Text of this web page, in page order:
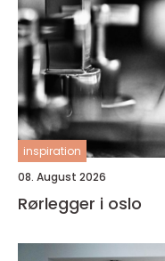
inspiration
08. August 2026
Rørlegger i oslo